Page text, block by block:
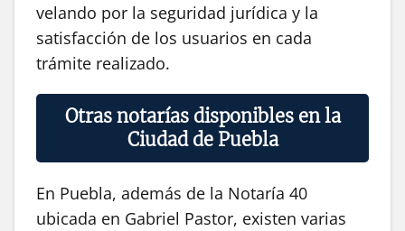
velando por la seguridad jurídica y la
satisfacción de los usuarios en cada
trámite realizado.
Otras notarías disponibles en la
Ciudad de Puebla
En Puebla, además de la Notaría 40
ubicada en Gabriel Pastor, existen varias